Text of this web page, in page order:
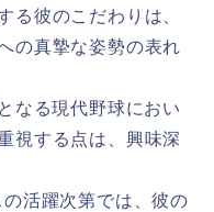
る彼のこだわりは、
の真摯な姿勢の表れ
なる現代野球におい
視する点は、興味深
活躍次第では、彼の